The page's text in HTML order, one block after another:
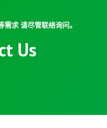
需求 请尽管联络询问。
Us